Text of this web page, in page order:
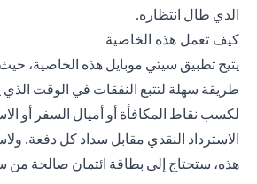
الذي طال انتظاره.
كيف تعمل هذه الخاصية
يتيح تطبيق سيتي موبايل هذه الخاصية،
طريقة سهلة لتتبع النفقات في الوقت الذي
لكسب نقاط المكافأة أو أميال السفر أو
الاسترداد النقدي مقابل سداد كل دفعة.
هذه، ستحتاج إلى بطاقة ائتمان صالحة من